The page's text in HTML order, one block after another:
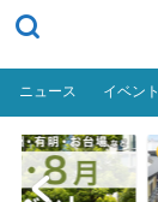
ニュース イベント